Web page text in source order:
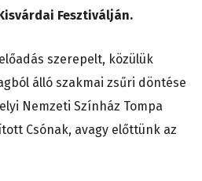
Fesztiválján.
szerepelt, közülük
álló szakmai zsűri döntése
Nemzeti Színház Tompa
Csónak, avagy előttünk az